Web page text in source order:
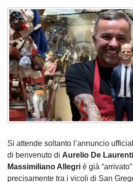
Si attende soltanto l’annuncio
di benvenuto di Aurelio De
Massimiliano Allegri è già
precisamente tra i vicoli di San